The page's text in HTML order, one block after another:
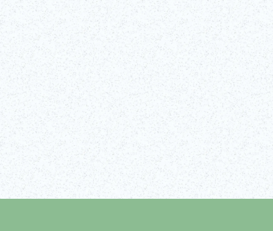
Ver todos los detalles
Visitar el sitio web
Mostrar todo